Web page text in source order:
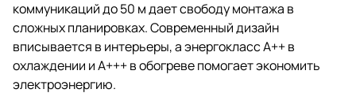
коммуникаций до 50 м дает свободу монтажа в
сложных планировках. Современный дизайн
вписывается в интерьеры, а энергокласс A++ в
охлаждении и A+++ в обогреве помогает экономить
электроэнергию.